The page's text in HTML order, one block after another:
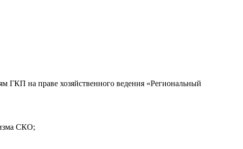
ГКП на праве хозяйственного ведения «Региональный
СКО;